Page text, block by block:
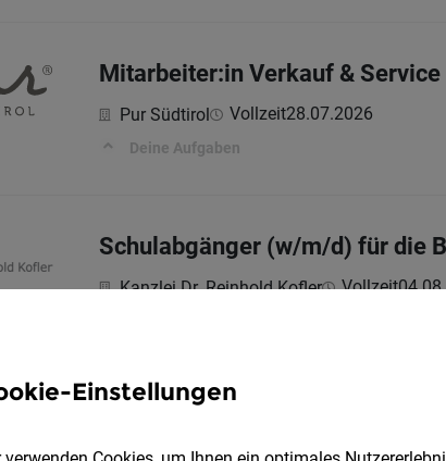
Mitarbeiter:in Verkauf &
Pur Südtirol Vollzeit28.07.2026
Deine Aufgaben
Schulabgänger (w/m/d) für die
Kanzlei Dr. Reinhold Kofler Vollzeit
Einstellungen